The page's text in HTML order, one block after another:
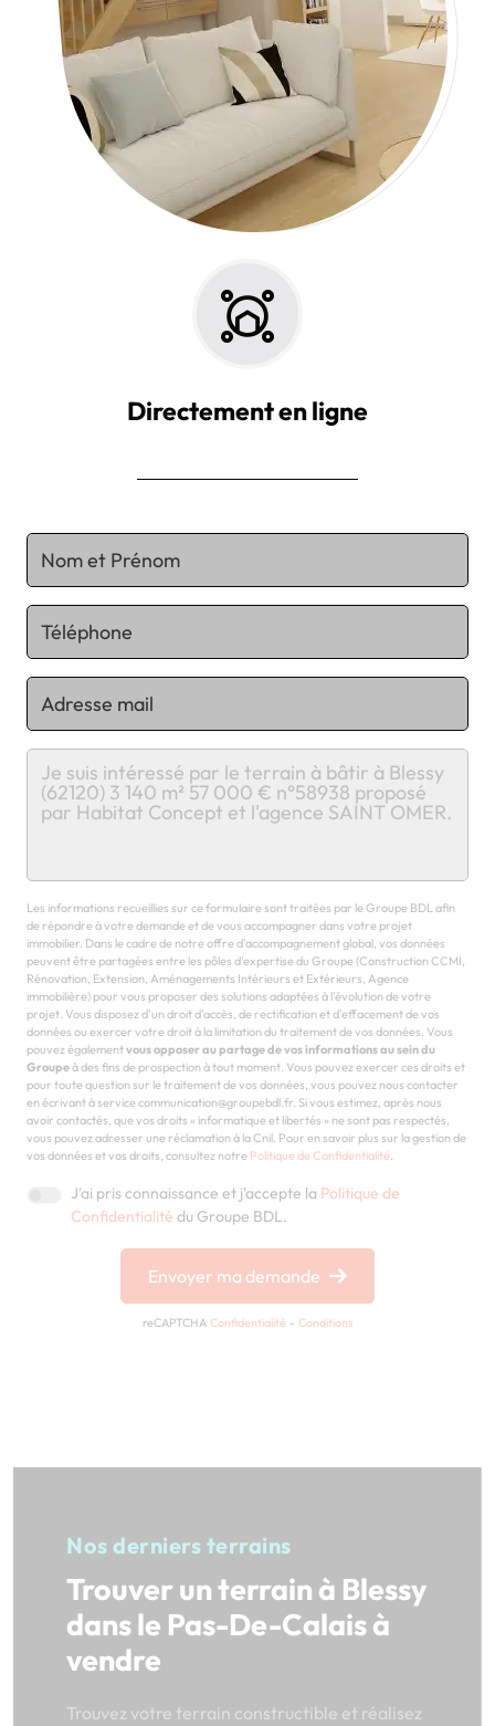
Directement en ligne
Chargement...
Les informations recueillies sur ce formulaire sont traitées par le Groupe BDL afin
de répondre à votre demande et de vous accompagner dans votre projet
immobilier. Dans le cadre de notre offre d'accompagnement global, vos données
peuvent être partagées entre les pôles d'expertise du Groupe (Construction CCMI,
Rénovation, Extension, Aménagements Intérieurs et Extérieurs, Agence
immobilière) pour vous proposer des solutions adaptées à l'évolution de votre
projet. Vous disposez d'un droit d'accès, de rectification et d'effacement de vos
données ou exercer votre droit à la limitation du traitement de vos données. Vous
pouvez égalementvous opposer au partage de vos informations au sein du
Groupeà des fins de prospection à tout moment. Vous pouvez exercer ces droits et
pour toute question sur le traitement de vos données, vous pouvez nous contacter
en écrivant à service communication@groupebdl.fr. Si vous estimez, après nous
avoir contactés, que vos droits « informatique et libertés » ne sont pas respectés,
vous pouvez adresser une réclamation à la Cnil. Pour en savoir plus sur la gestion de
vos données et vos droits, consultez notre Politique de Confidentialité
J'ai pris connaissance et j'accepte la Politique de
Confidentialité du Groupe BDL.
Envoyer ma demande
reCAPTCHA Confidentialité - Conditions
Nos derniers terrains
Trouver un terrain à Blessy
dans le Pas-De-Calais à
vendre
Trouvez votre terrain constructible et réalisez